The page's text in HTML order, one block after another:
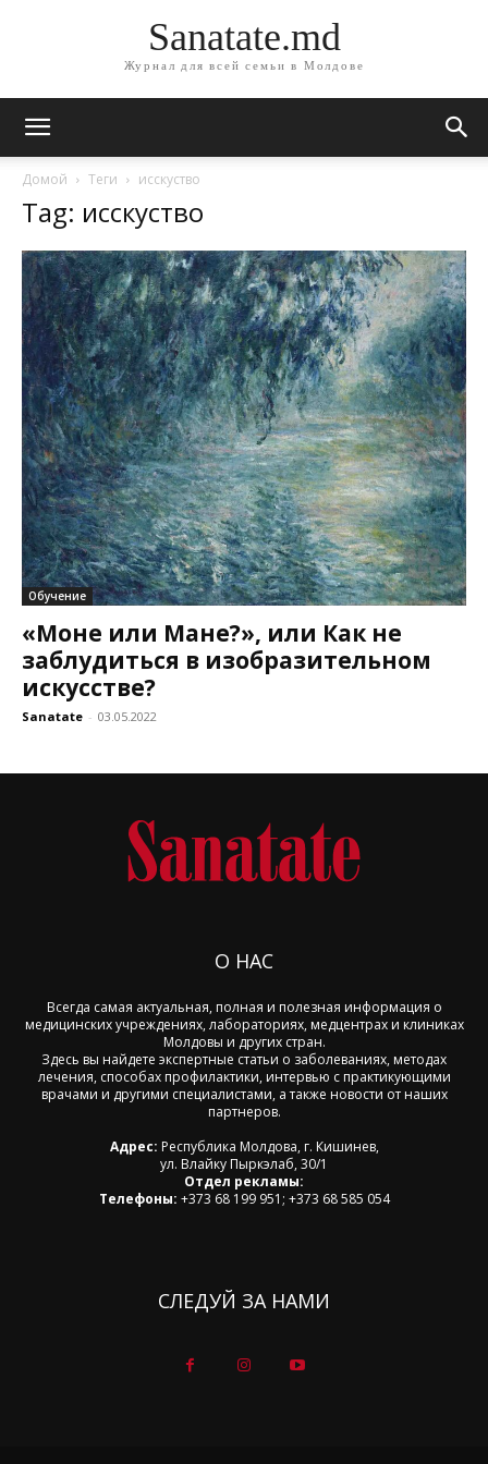
Sanatate.md
Журнал для всей семьи в Молдове
Домой Теги исскуство
Tag: исскуство
Обучение
«Моне или Мане?», или Как не
заблудиться в изобразительном
искусстве?
Sanatate - 03.05.2022
О НАС
Всегда самая актуальная, полная и полезная информация о
медицинских учреждениях, лабораториях, медцентрах и клиниках
Молдовы и других стран.
Здесь вы найдете экспертные статьи о заболеваниях, методах
лечения, способах профилактики, интервью с практикующими
врачами и другими специалистами, а также новости от наших
партнеров.
Адрес: Республика Молдова, г. Кишинев,
ул. Влайку Пыркэлаб, 30/1
Отдел рекламы:
Телефоны: +373 68 199 951; +373 68 585 054
СЛЕДУЙ ЗА НАМИ